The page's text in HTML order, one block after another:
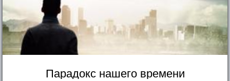
Парадокс нашего времени